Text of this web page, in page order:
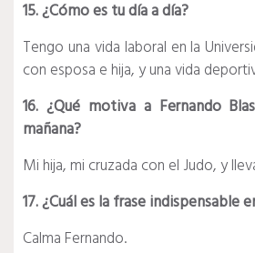
15. ¿Cómo es tu día a día?
Tengo una vida laboral en la
con esposa e hija, y una vida
16. ¿Qué motiva a Fernando
mañana?
Mi hija, mi cruzada con el Judo, y
17. ¿Cuál es la frase indispensable
Calma Fernando.